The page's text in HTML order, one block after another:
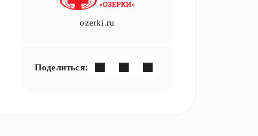
ozerki.ru
Поделиться: